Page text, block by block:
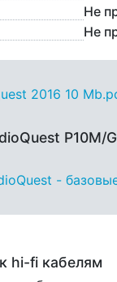
Не
Не
2016 10
P10M/
-
hi-fi кабелям